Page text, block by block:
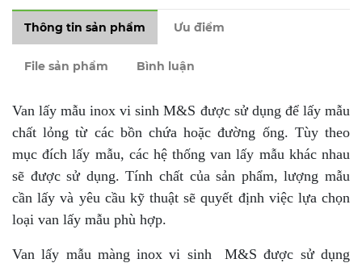
Thông tin sản phẩm Ưu điểm
File sản phẩm Bình luận
Van lấy mẫu inox vi sinh M&S được sử dụng để lấy mẫu
chất lỏng từ các bồn chứa hoặc đường ống. Tùy theo
mục đích lấy mẫu, các hệ thống van lấy mẫu khác nhau
sẽ được sử dụng. Tính chất của sản phẩm, lượng mẫu
cần lấy và yêu cầu kỹ thuật sẽ quyết định việc lựa chọn
loại van lấy mẫu phù hợp.
Van lấy mẫu màng inox vi sinh M&S được sử dụng